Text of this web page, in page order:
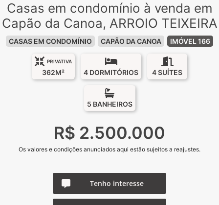
Casas em condomínio à venda em
Capão da Canoa, ARROIO TEIXEIRA
CASAS EM CONDOMÍNIO CAPÃO DA CANOA IMÓVEL 166
PRIVATIVA
362M² 4 DORMITÓRIOS 4 SUÍTES
5 BANHEIROS
R$ 2.500.000
Os valores e condições anunciados aqui estão sujeitos a reajustes.
Tenho interesse